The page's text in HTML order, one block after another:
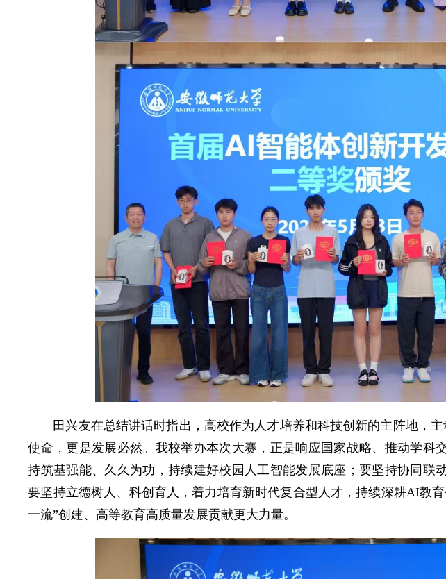
田兴友在总结讲话时指出，高校作为人才培养和科技创新的主阵地，
使命，更是发展必然。我校举办本次大赛，正是响应国家战略、推动学科
持筑基强能、久久为功，持续建好校园人工智能发展底座；要坚持协同联
要坚持立德树人、科创育人，着力培育新时代复合型人才，持续深耕AI教
一流”创建、高等教育高质量发展贡献更大力量。